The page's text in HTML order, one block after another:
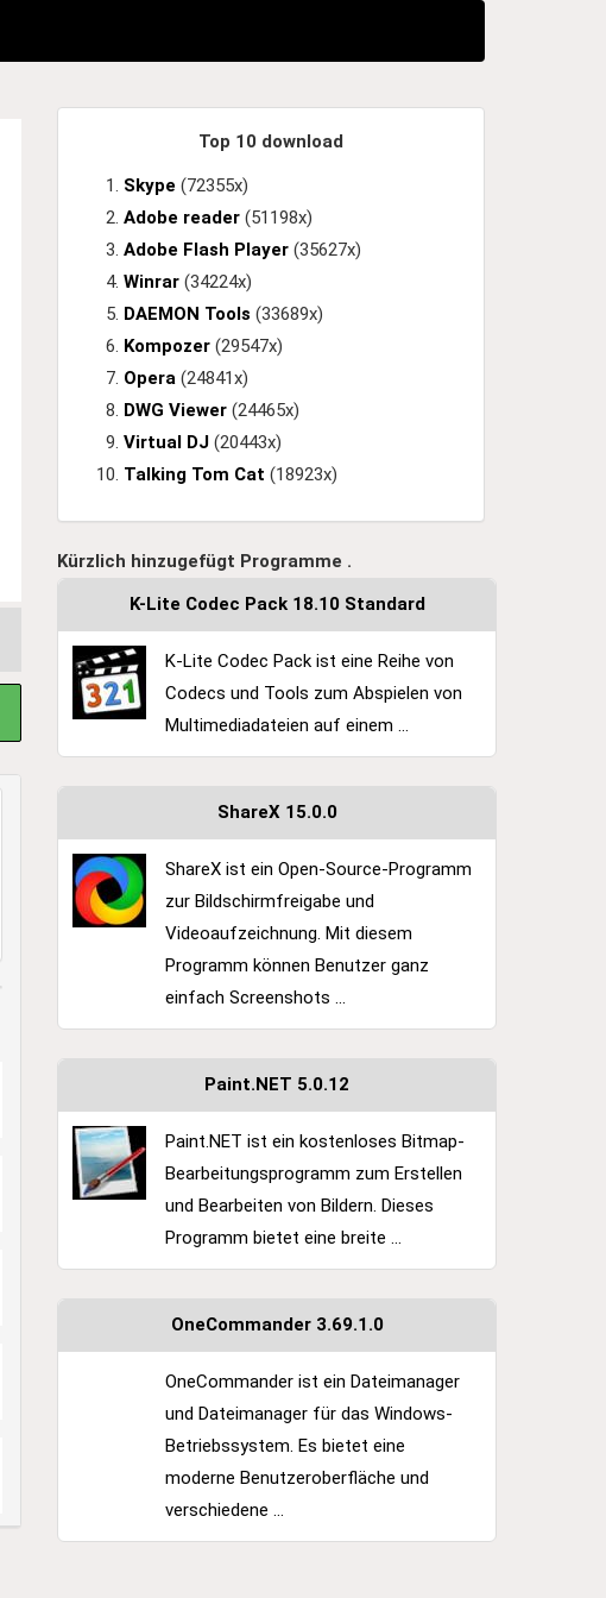
Top 10 download
Skype (72355x)
Adobe reader (51198x)
Adobe Flash Player (35627x)
Winrar (34224x)
DAEMON Tools (33689x)
Kompozer (29547x)
Opera (24841x)
DWG Viewer (24465x)
Virtual DJ (20443x)
Talking Tom Cat (18923x)
Kürzlich hinzugefügt Programme .
K-Lite Codec Pack 18.10 Standard
K-Lite Codec Pack ist eine Reihe von
Codecs und Tools zum Abspielen von
Multimediadateien auf einem ...
ShareX 15.0.0
ShareX ist ein Open-Source-Programm
zur Bildschirmfreigabe und
Videoaufzeichnung. Mit diesem
Programm können Benutzer ganz
einfach Screenshots ...
Paint.NET 5.0.12
Paint.NET ist ein kostenloses Bitmap-
Bearbeitungsprogramm zum Erstellen
und Bearbeiten von Bildern. Dieses
Programm bietet eine breite ...
OneCommander 3.69.1.0
OneCommander ist ein Dateimanager
und Dateimanager für das Windows-
Betriebssystem. Es bietet eine
moderne Benutzeroberfläche und
verschiedene ...